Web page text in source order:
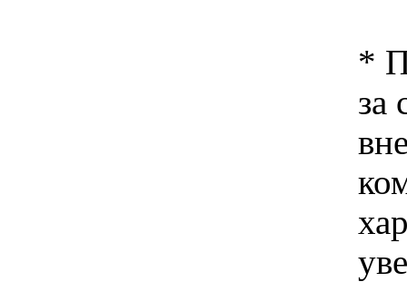
*
за